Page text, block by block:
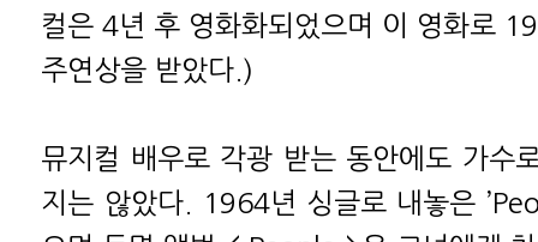
컬은 4년 후 영화화되었으며 이 영화로
주연상을 받았다.)
뮤지컬 배우로 각광 받는 동안에도 가수
지는 않았다. 1964년 싱글로 내놓은